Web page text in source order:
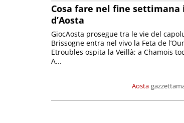
Cosa fare nel fine settimana
d’Aosta
Aosta
GiocAosta prosegue tra le vie del
Brissogne entra nel vivo la Feta de
Etroubles ospita la Veillà; a Chamois
A...